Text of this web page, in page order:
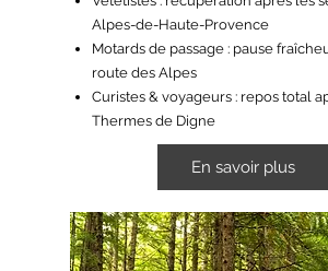
Alpes-de-Haute-Provence
Motards de passage : pause
route des Alpes
Curistes & voyageurs : repos total
Thermes de Digne
En savoir plus